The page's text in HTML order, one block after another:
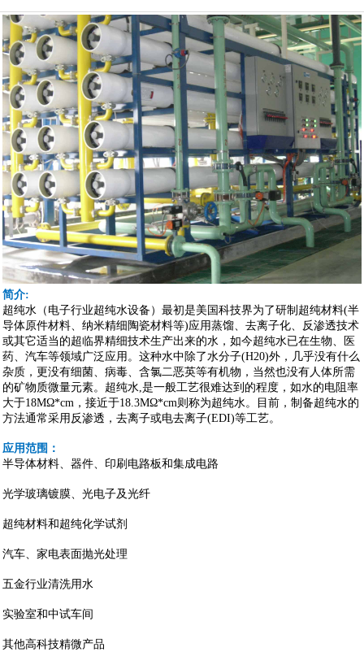
简介:
超纯水（电子行业超纯水设备）最初是美国科技界为了研制超纯材料(半
导体原件材料、纳米精细陶瓷材料等)应用蒸馏、去离子化、反渗透技术
或其它适当的超临界精细技术生产出来的水，如今超纯水已在生物、医
药、汽车等领域广泛应用。这种水中除了水分子(H20)外，几乎没有什么
杂质，更没有细菌、病毒、含氯二恶英等有机物，当然也没有人体所需
的矿物质微量元素。超纯水,是一般工艺很难达到的程度，如水的电阻率
大于18MΩ*cm，接近于18.3MΩ*cm则称为超纯水。目前，制备超纯水的
方法通常采用反渗透，去离子或电去离子(EDI)等工艺。
应用范围：
半导体材料、器件、印刷电路板和集成电路
光学玻璃镀膜、光电子及光纤
超纯材料和超纯化学试剂
汽车、家电表面抛光处理
五金行业清洗用水
实验室和中试车间
其他高科技精微产品